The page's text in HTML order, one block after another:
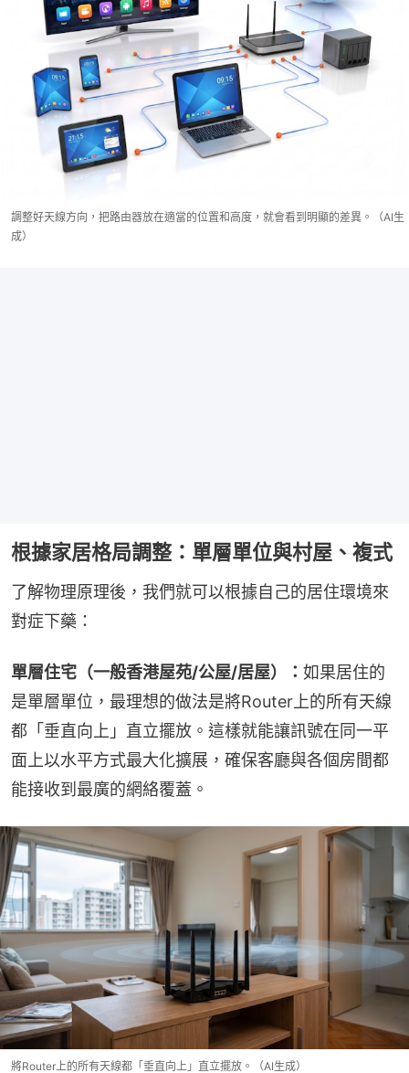
調整好天線方向，把路由器放在適當的位置和高度，就會看到明顯的差異。（AI生
成）
根據家居格局調整：單層單位與村屋、複式
了解物理原理後，我們就可以根據自己的居住環境來
對症下藥：
單層住宅（一般香港屋苑/公屋/居屋）： 如果居住的
是單層單位，最理想的做法是將Router上的所有天線
都「垂直向上」直立擺放。這樣就能讓訊號在同一平
面上以水平方式最大化擴展，確保客廳與各個房間都
能接收到最廣的網絡覆蓋。
將Router上的所有天線都「垂直向上」直立擺放。（AI生成）